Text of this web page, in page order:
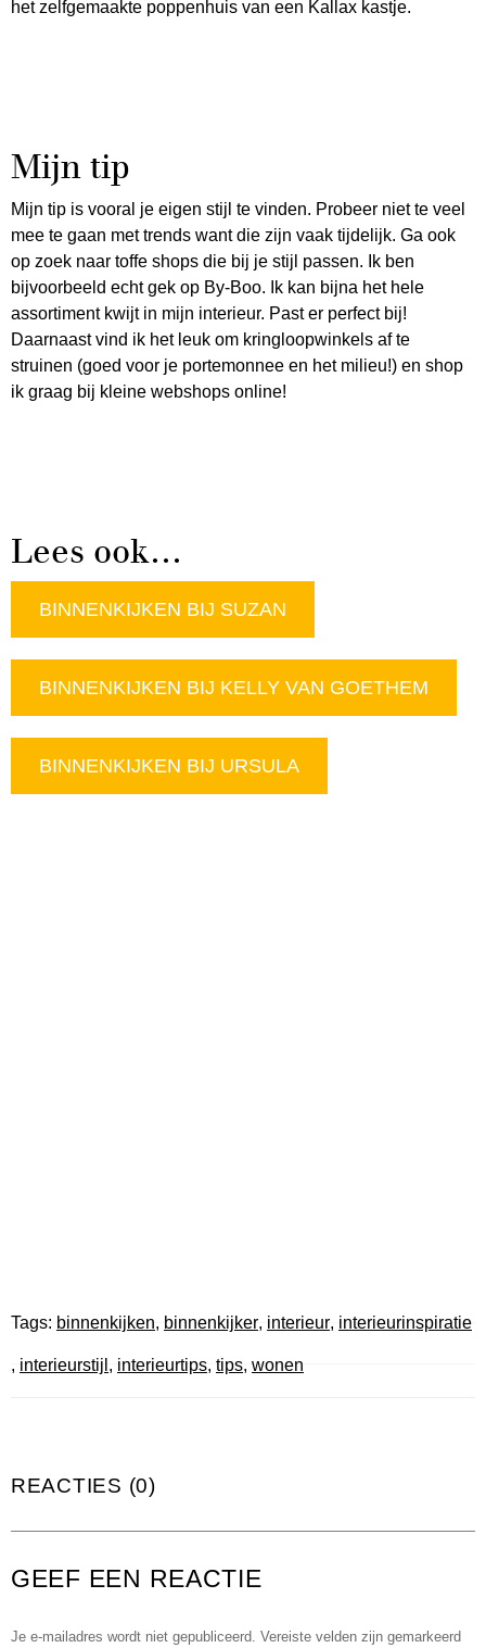
het zelfgemaakte poppenhuis van een Kallax kastje.
Mijn tip
Mijn tip is vooral je eigen stijl te vinden. Probeer niet te veel
mee te gaan met trends want die zijn vaak tijdelijk. Ga ook
op zoek naar toffe shops die bij je stijl passen. Ik ben
bijvoorbeeld echt gek op By-Boo. Ik kan bijna het hele
assortiment kwijt in mijn interieur. Past er perfect bij!
Daarnaast vind ik het leuk om kringloopwinkels af te
struinen (goed voor je portemonnee en het milieu!) en shop
ik graag bij kleine webshops online!
Lees ook…
BINNENKIJKEN BIJ SUZAN
BINNENKIJKEN BIJ KELLY VAN GOETHEM
BINNENKIJKEN BIJ URSULA
Tags: binnenkijken, binnenkijker, interieur, interieurinspiratie
, interieurstijl , interieurtips, tips, wonen
REACTIES (0)
GEEF EEN REACTIE
Je e-mailadres wordt niet gepubliceerd. Vereiste velden zijn gemarkeerd